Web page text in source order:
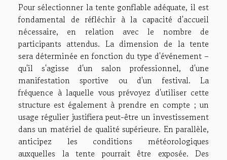
Pour sélectionner la tente gonflable adéquate, il est
fondamental de réfléchir à la capacité d'accueil
nécessaire, en relation avec le nombre de
participants attendus. La dimension de la tente
sera déterminée en fonction du type d'événement –
qu'il s'agisse d'un salon professionnel, d'une
manifestation sportive ou d'un festival. La
fréquence à laquelle vous prévoyez d'utiliser cette
structure est également à prendre en compte ; un
usage régulier justifiera peut-être un investissement
dans un matériel de qualité supérieure. En parallèle,
anticipez les conditions météorologiques
auxquelles la tente pourrait être exposée. Des